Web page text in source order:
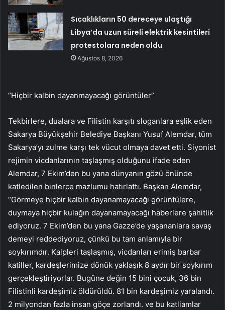
Sıcaklıkların 50 dereceye ulaştığı
Libya’da uzun süreli elektrik kesintileri
protestolara neden oldu
Ağustos 8, 2026
“Hiçbir kalbin dayanmayacağı görüntüler”
Tekbirlere, dualara ve Filistin karşıtı sloganlara eşlik eden
Sakarya Büyükşehir Belediye Başkanı Yusuf Alemdar, tüm
Sakarya’yı zulme karşı tek vücut olmaya davet etti. Siyonist
rejimin vicdanlarının taşlaşmış olduğunu ifade eden
Alemdar, 7 Ekim’den bu yana dünyanın gözü önünde
katledilen binlerce mazlumu hatırlattı. Başkan Alemdar,
“Görmeye hiçbir kalbin dayanamayacağı görüntülere,
duymaya hiçbir kulağın dayanamayacağı haberlere şahitlik
ediyoruz. 7 Ekim’den bu yana Gazze’de yaşananlara savaş
demeyi reddediyoruz, çünkü bu tam anlamıyla bir
soykırımdır. Kalpleri taşlaşmış, vicdanları erimiş barbar
katiller, kardeşlerimize dönük yaklaşık 8 aydır bir soykırım
gerçekleştiriyorlar. Bugüne değin 15 bini çocuk, 36 bin
Filistinli kardeşimiz öldürüldü. 81 bin kardeşimiz yaralandı.
2 milyondan fazla insan göçe zorlandı. ve bu katliamlar